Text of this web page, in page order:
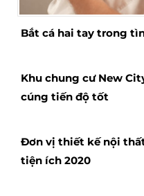
Bắt cá hai tay trong
Khu chung cư New
cúng tiến độ tốt
Đơn vị thiết kế nội
tiện ích 2020